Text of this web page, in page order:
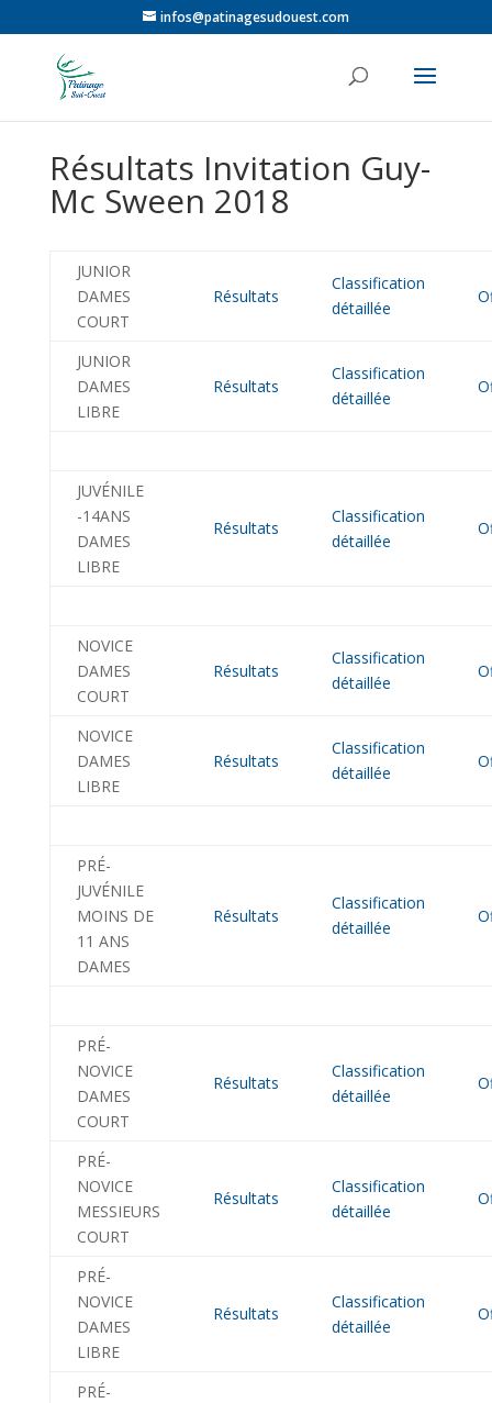
infos@patinagesudouest.com
Résultats Invitation Guy-
Mc Sween 2018
JUNIOR
DAMES
COURT
Résultats
Classification
détaillée
JUNIOR
DAMES
LIBRE
Résultats
Classification
détaillée
JUVÉNILE
-14ANS
DAMES
LIBRE
Résultats
Classification
détaillée
NOVICE
DAMES
COURT
Résultats
Classification
détaillée
NOVICE
DAMES
LIBRE
Résultats
Classification
détaillée
PRÉ-
JUVÉNILE
MOINS DE
11 ANS
DAMES
Résultats
Classification
détaillée
PRÉ-
NOVICE
DAMES
COURT
Résultats
Classification
détaillée
PRÉ-
NOVICE
MESSIEURS
COURT
Résultats
Classification
détaillée
PRÉ-
NOVICE
DAMES
LIBRE
Résultats
Classification
détaillée
PRÉ-